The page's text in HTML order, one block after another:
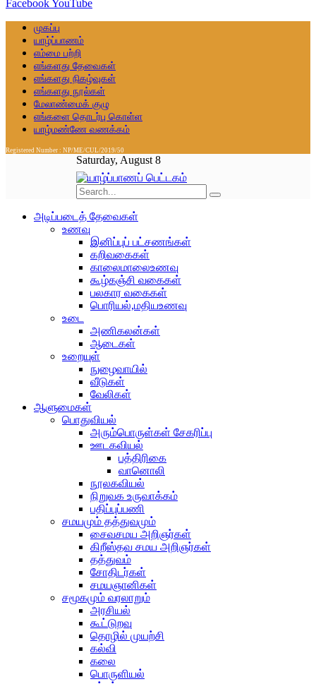
FacebookYouTube
முகப்பு
யாழ்ப்பாணம்
எம்மை பற்றி
எங்களது தேவைகள்
எங்களது நிகழ்வுகள்
எங்களது நூல்கள்
மேலாண்மைக் குழு
எங்களை தொடர்பு கொள்ள
யாழ்மண்ணே வணக்கம்
Registered Number : NP/ME/CUL/2019/50
Saturday, August 8
அடிப்படைத் தேவைகள்
உணவு
இனிப்புப் பட்சணங்கள்
கறிவகைகள்
காலைமாலைஉணவு
கூழ்கஞ்சி வகைகள்
பலகார வகைகள்
பொரியல்,மதியஉணவு
உடை
அணிகலன்கள்
ஆடைகள்
உறையுள்
நுழைவாயில்
வீடுகள்
வேலிகள்
ஆளுமைகள்
பொதுவியல்
அரும்பொருள்கள் சேகரிப்பு
ஊடகவியல்
பத்திரிகை
வானொலி
நூலகவியல்
நிறுவக உருவாக்கம்
பதிப்புப்பணி
சமயமும் தத்துவமும்
சைவசமய அறிஞர்கள்
கிறீஸ்தவ சமய அறிஞர்கள்
தத்துவம்
சோதிடர்கள்
சமயஞானிகள்
சமூகமும் வரலாறும்
அரசியல்
கூட்டுறவு
தொழில் முயற்சி
கல்வி
கலை
பொருளியல்